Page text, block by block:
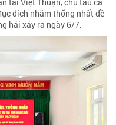
đích nhằm thống nhất đề
hải xảy ra ngày 6/7.